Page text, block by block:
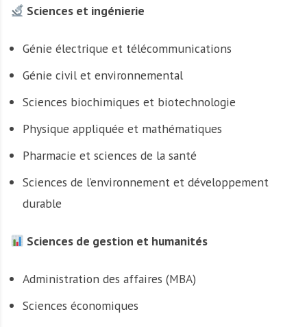
Sciences et ingénierie
Génie électrique et télécommunications
Génie civil et environnemental
Sciences biochimiques et biotechnologie
Physique appliquée et mathématiques
Pharmacie et sciences de la santé
Sciences de l’environnement et développement
durable
Sciences de gestion et humanités
Administration des affaires (MBA)
Sciences économiques